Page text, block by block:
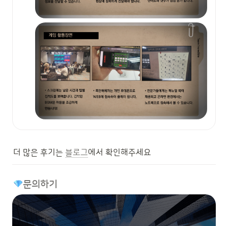
더 많은 후기는 블로그에서 확인해주세요
문의하기